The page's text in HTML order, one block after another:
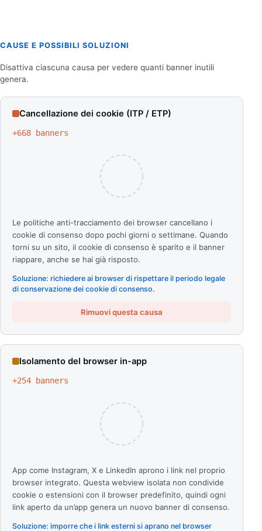
CAUSE E POSSIBILI SOLUZIONI
Disattiva ciascuna causa per vedere quanti banner inutili
genera.
Cancellazione dei cookie (ITP / ETP)
+668 banners
Le politiche anti-tracciamento dei browser cancellano i
cookie di consenso dopo pochi giorni o settimane. Quando
torni su un sito, il cookie di consenso è sparito e il banner
riappare, anche se hai già risposto.
Soluzione: richiedere ai browser di rispettare il periodo legale
di conservazione dei cookie di consenso.
Rimuovi questa causa
Isolamento del browser in-app
+254 banners
App come Instagram, X e LinkedIn aprono i link nel proprio
browser integrato. Questa webview isolata non condivide
cookie o estensioni con il browser predefinito, quindi ogni
link aperto da un’app genera un nuovo banner di consenso.
Soluzione: imporre che i link esterni si aprano nel browser